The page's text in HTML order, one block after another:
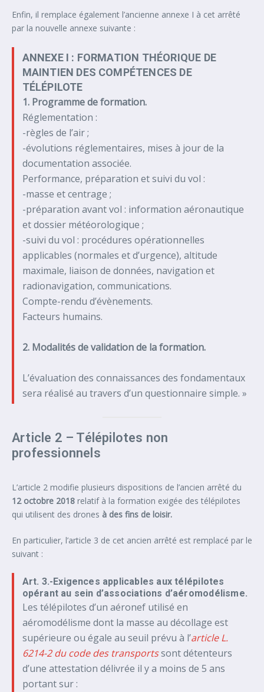
Enfin, il remplace également l’ancienne annexe I à cet arrêté
par la nouvelle annexe suivante :
ANNEXE I : FORMATION THÉORIQUE DE
MAINTIEN DES COMPÉTENCES DE
TÉLÉPILOTE
1. Programme de formation.
Réglementation :
-règles de l’air ;
-évolutions réglementaires, mises à jour de la
documentation associée.
Performance, préparation et suivi du vol :
-masse et centrage ;
-préparation avant vol : information aéronautique
et dossier météorologique ;
-suivi du vol : procédures opérationnelles
applicables (normales et d’urgence), altitude
maximale, liaison de données, navigation et
radionavigation, communications.
Compte-rendu d’évènements.
Facteurs humains.
2. Modalités de validation de la formation.
L’évaluation des connaissances des fondamentaux
sera réalisé au travers d’un questionnaire simple. »
Article 2 – Télépilotes non
professionnels
L’article 2 modifie plusieurs dispositions de l’ancien arrêté du
12 octobre 2018 relatif à la formation exigée des télépilotes
qui utilisent des drones à des fins de loisir.
En particulier, l’article 3 de cet ancien arrêté est remplacé par le
suivant :
Art. 3.-Exigences applicables aux télépilotes
opérant au sein d’associations d’aéromodélisme.
Les télépilotes d’un aéronef utilisé en
aéromodélisme dont la masse au décollage est
supérieure ou égale au seuil prévu à l’article L.
6214-2 du code des transportssont détenteurs
d’une attestation délivrée il y a moins de 5 ans
portant sur :